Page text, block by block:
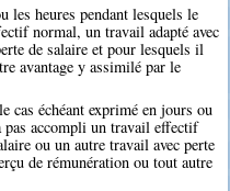
les heures pendant lesquels le
normal, un travail adapté avec
de salaire et pour lesquels il
avantage y assimilé par le
cas échéant exprimé en jours ou
pas accompli un travail effectif
ou un autre travail avec perte
de rémunération ou tout autre